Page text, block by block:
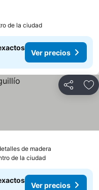
de la ciudad
Ver precios
Compartir
de madera
de la ciudad
Ver precios